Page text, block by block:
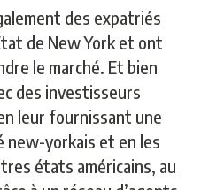
des expatriés
de New York et ont
le marché. Et bien
des investisseurs
leur fournissant une
new-yorkais et en les
états américains, au